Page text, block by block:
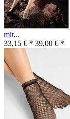
mit...
33,15 € * 39,00 € *